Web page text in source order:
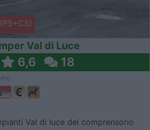
Val di Luce
6,6 18
Val di luce del comprensorio